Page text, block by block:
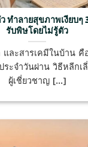
ทำลายสุขภาพเงียบๆ
รับพิษโดยไม่รู้ตัว
และสารเคมีในบ้าน คื
ะจำวันผ่าน วิธีหลีกเลี่
ผู้เชี่ยวชาญ [...]